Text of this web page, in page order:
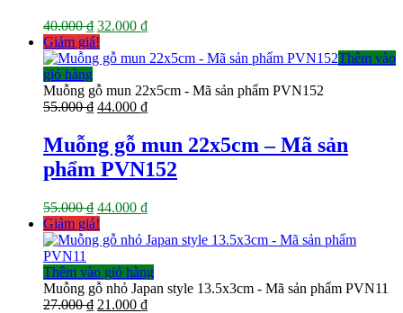
40.000₫ Giá
gốc
là:
32.000 ₫Giá
tại
32.000 ₫.
Giảm giá!
Thêm vào
giỏ hàng
Muỗng gỗ mun 22x5cm - Mã sản phẩm PVN152
55.000₫ Giá
là:
55.000 ₫.
44.000 ₫Giá
là:
44.000 ₫.
Muỗng gỗ mun 22x5cm – Mã sản
phẩm PVN152
55.000₫ Giá
gốc
là:
44.000 ₫Giá
tại
44.000 ₫.
Giảm giá!
Thêm vào giỏ hàng
Muỗng gỗ nhỏ Japan style 13.5x3cm - Mã sản phẩm PVN11
27.000₫ Giá
21.000 ₫Giá